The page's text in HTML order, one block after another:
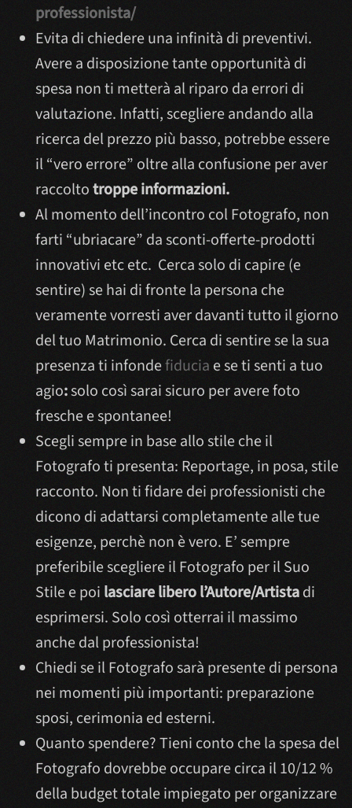
professionista/
Evita di chiedere una infinità di preventivi.
Avere a disposizione tante opportunità di
spesa non ti metterà al riparo da errori di
valutazione. Infatti, scegliere andando alla
ricerca del prezzo più basso, potrebbe essere
il “vero errore” oltre alla confusione per aver
raccoltotroppe informazioni.
Al momento dell’incontro col Fotografo, non
farti “ubriacare” da sconti-offerte-prodotti
innovativi etc etc. Cerca solo di capire (e
sentire) se hai di fronte la persona che
veramente vorresti aver davanti tutto il giorno
del tuo Matrimonio. Cerca di sentire se la sua
presenza ti infondefiducia e se ti senti a tuo
agio:solo così sarai sicuro per avere foto
fresche e spontanee!
Scegli sempre in base allo stile che il
Fotografo ti presenta: Reportage, in posa, stile
racconto. Non ti fidare dei professionisti che
dicono di adattarsi completamente alle tue
esigenze, perchè non è vero. E’ sempre
preferibile scegliere il Fotografo per il Suo
Stile e poi lasciare libero l’Autore/Artistadi
esprimersi. Solo così otterrai il massimo
anche dal professionista!
Chiedi se il Fotografo sarà presente di persona
nei momenti più importanti: preparazione
sposi, cerimonia ed esterni.
Quanto spendere? Tieni conto che la spesa del
Fotografo dovrebbe occupare circa il 10/12 %
della budget totale impiegato per organizzare